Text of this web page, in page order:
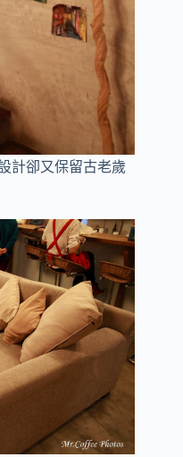
計卻又保留古老歲